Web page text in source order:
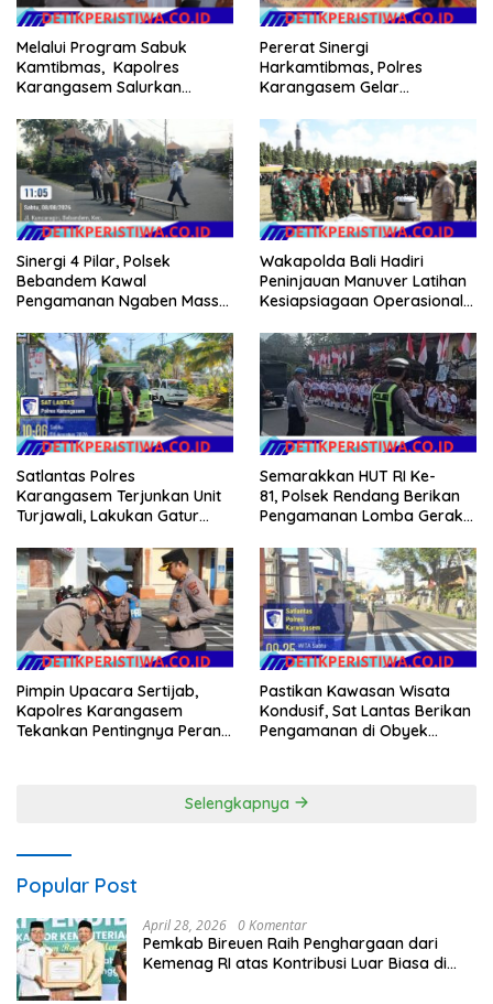
Melalui Program Sabuk
Kamtibmas, Kapolres
Karangasem Salurkan
Warga Kurang Mampu
Pererat Sinergi
Harkamtibmas, Polres
Karangasem Gelar
Kamtibmas di Dangin Sema II
Sinergi 4 Pilar, Polsek
Bebandem Kawal
Pengamanan Ngaben Massal
Tihingan
Wakapolda Bali Hadiri
Peninjauan Manuver Latihan
Kesiapsiagaan Operasional
Satlantas Polres
Karangasem Terjunkan Unit
Turjawali, Lakukan Gatur
Gangga
Semarakkan HUT RI Ke-
81, Polsek Rendang Berikan
Pengamanan Lomba Gerak
Rendang
Pimpin Upacara Sertijab,
Kapolres Karangasem
Tekankan Pentingnya Peran
Pastikan Kawasan Wisata
Kondusif, Sat Lantas Berikan
Pengamanan di Obyek
Selengkapnya
Popular Post
April 28, 2026 0 Komentar
Pemkab Bireuen Raih Penghargaan dari
Kemenag RI atas Kontribusi Luar Biasa di